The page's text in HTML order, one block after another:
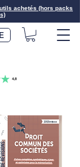
achetés (hors packs